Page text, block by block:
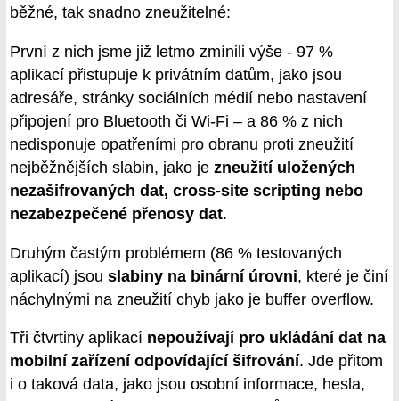
běžné, tak snadno zneužitelné:
První z nich jsme již letmo zmínili výše - 97 %
aplikací přistupuje k privátním datům, jako jsou
adresáře, stránky sociálních médií nebo nastavení
připojení pro Bluetooth či Wi-Fi – a 86 % z nich
nedisponuje opatřeními pro obranu proti zneužití
nejběžnějších slabin, jako je zneužití uložených
nezašifrovaných dat, cross-site scripting nebo
nezabezpečené přenosy dat.
Druhým častým problémem (86 % testovaných
aplikací) jsou slabiny na binární úrovni, které je činí
náchylnými na zneužití chyb jako je buffer overflow.
Tři čtvrtiny aplikací nepoužívají pro ukládání dat na
mobilní zařízení odpovídající šifrování. Jde přitom
i o taková data, jako jsou osobní informace, hesla,